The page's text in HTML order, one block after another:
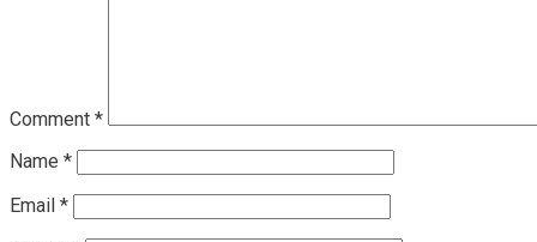
Comment *
Name *
Email *